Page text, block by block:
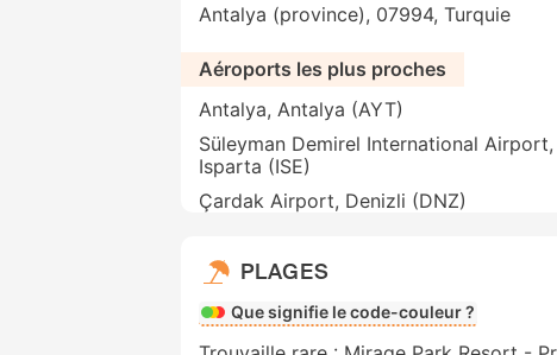
Antalya (province), 07994, Turquie
Aéroports les plus proches
Antalya, Antalya (AYT)
Süleyman Demirel International Airport,
Isparta (ISE)
Çardak Airport, Denizli (DNZ)
PLAGES
Que signifie le code-couleur ?